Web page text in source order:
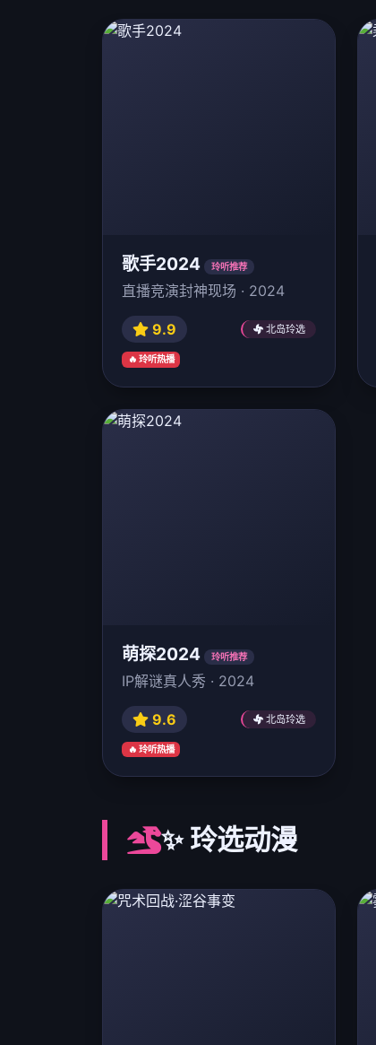
歌手2024 玲听推荐
直播竞演封神现场 · 2024
9.9 北岛玲选
🔥 玲听热播
萌探2024 玲听推荐
IP解谜真人秀 · 2024
9.6 北岛玲选
🔥 玲听热播
✨ 玲选动漫